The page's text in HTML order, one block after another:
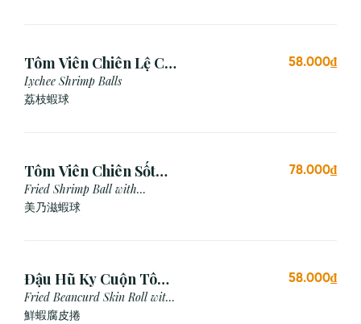
Tôm Viên Chiên Lệ Chi
(3 viên)
Lychee Shrimp Balls
荔枝蝦球
58.000₫
Tôm Viên Chiên Sốt
Mayonnaise (3 viên)
Fried Shrimp Ball with
Mayonnaise Sauce
美乃滋蝦球
78.000₫
Đậu Hũ Ky Cuộn Tôm
Chiên (3 cái)
Fried Beancurd Skin Roll with
Shrimp
鮮蝦腐皮捲
58.000₫